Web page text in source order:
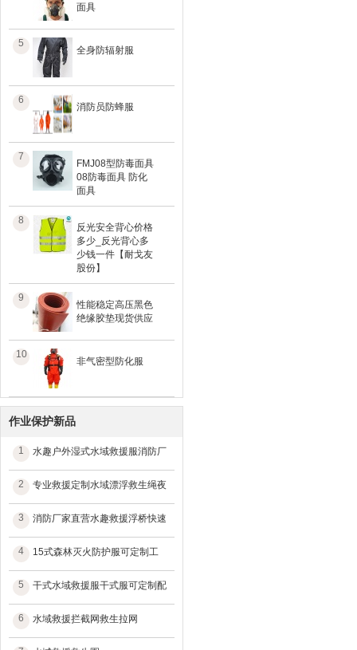
面具
5
全身防辐射服
6
消防员防蜂服
7
FMJ08型防毒面具
08防毒面具 防化
面具
8
反光安全背心价格
多少_反光背心多
少钱一件【耐戈友
股份】
9
性能稳定高压黑色
绝缘胶垫现货供应
10
非气密型防化服
作业保护新品
1 水趣户外湿式水域救援服消防厂
2 专业救援定制水域漂浮救生绳夜
3 消防厂家直营水趣救援浮桥快速
4 15式森林灭火防护服可定制工
5 干式水域救援服干式服可定制配
6 水域救援拦截网救生拉网